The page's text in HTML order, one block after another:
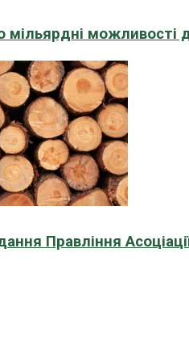
мільярдні
Правління